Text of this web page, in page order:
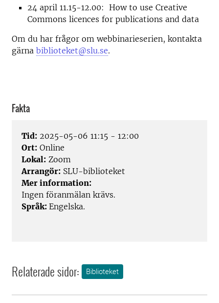
24 april 11.15-12.00: How to use Creative
Commons licences for publications and data
Om du har frågor om webbinarieserien, kontakta
gärna biblioteket@slu.se.
Fakta
Tid: 2025-05-06 11:15 - 12:00
Ort: Online
Lokal: Zoom
Arrangör: SLU-biblioteket
Mer information:
Ingen föranmälan krävs.
Språk: Engelska.
Relaterade sidor: Biblioteket